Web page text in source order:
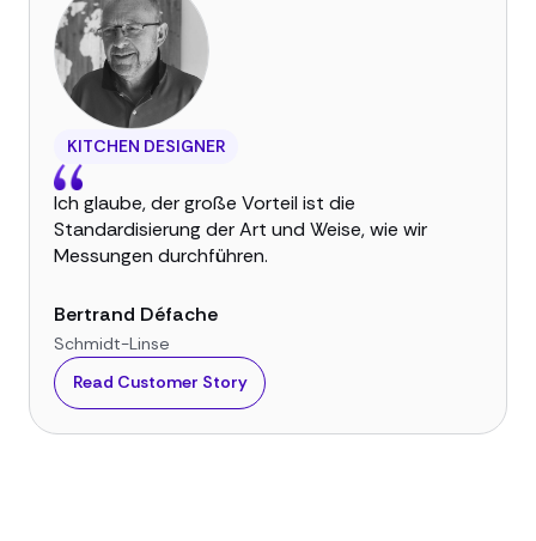
KITCHEN DESIGNER
Ich glaube, der große Vorteil ist die
Standardisierung der Art und Weise, wie wir
Messungen durchführen.
Bertrand Défache
Schmidt-Linse
Read Customer Story